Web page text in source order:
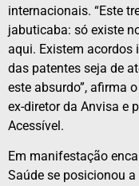
internacionais. “Este
jabuticaba: só existe
aqui. Existem acordos
das patentes seja de
este absurdo”, afirma
ex-diretor da Anvisa e
Acessível.
Em manifestação
Saúde se posicionou